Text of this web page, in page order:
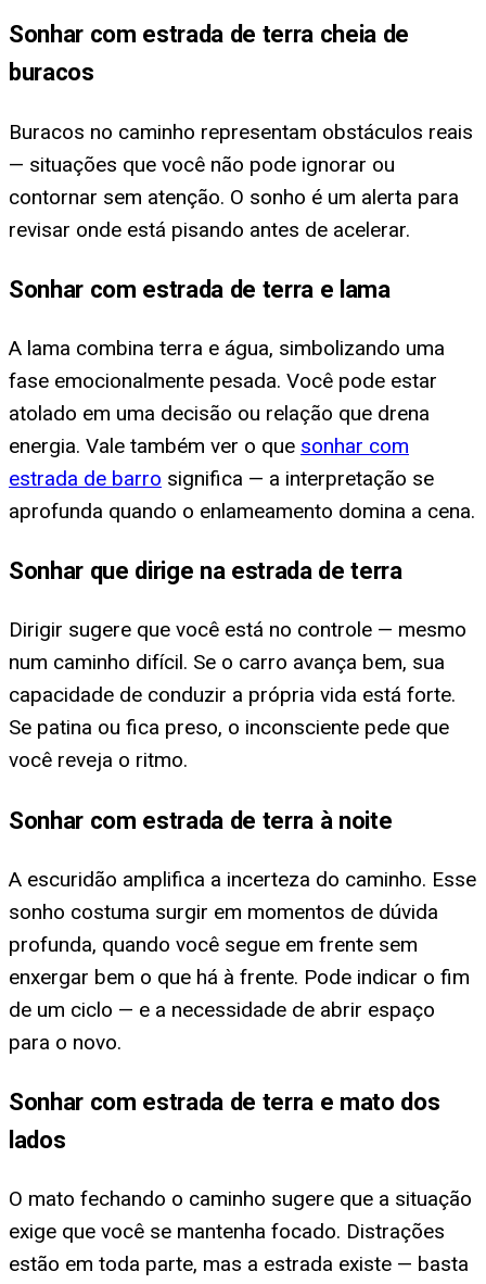
Sonhar com estrada de terra cheia de
buracos
Buracos no caminho representam obstáculos reais
— situações que você não pode ignorar ou
contornar sem atenção. O sonho é um alerta para
revisar onde está pisando antes de acelerar.
Sonhar com estrada de terra e lama
A lama combina terra e água, simbolizando uma
fase emocionalmente pesada. Você pode estar
atolado em uma decisão ou relação que drena
energia. Vale também ver o que sonhar com
estrada de barro significa — a interpretação se
aprofunda quando o enlameamento domina a cena.
Sonhar que dirige na estrada de terra
Dirigir sugere que você está no controle — mesmo
num caminho difícil. Se o carro avança bem, sua
capacidade de conduzir a própria vida está forte.
Se patina ou fica preso, o inconsciente pede que
você reveja o ritmo.
Sonhar com estrada de terra à noite
A escuridão amplifica a incerteza do caminho. Esse
sonho costuma surgir em momentos de dúvida
profunda, quando você segue em frente sem
enxergar bem o que há à frente. Pode indicar o fim
de um ciclo — e a necessidade de abrir espaço
para o novo.
Sonhar com estrada de terra e mato dos
lados
O mato fechando o caminho sugere que a situação
exige que você se mantenha focado. Distrações
estão em toda parte, mas a estrada existe — basta